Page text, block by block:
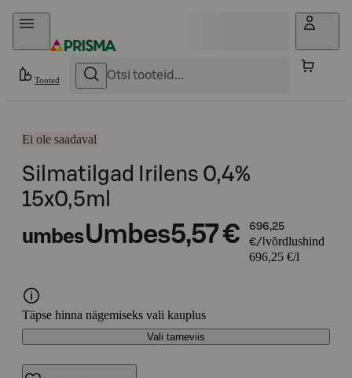
Otse sisu juurde
Tooted
Ei ole saadaval
Silmatilgad Irilens 0,4%
15x0,5ml
umbesUmbes5,57 €
696,25
€/l võrdlushind
696,25 €/l
Täpse hinna nägemiseks vali kauplus
Vali tarneviis